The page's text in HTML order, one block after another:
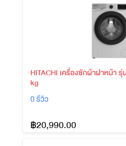
HITACHI เครื่องซักผ้าฝาหน้า
kg
0 รีวิว
฿20,990.00